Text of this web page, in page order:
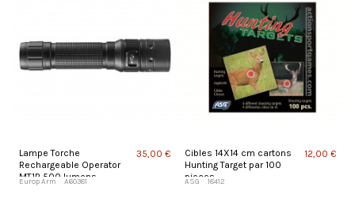
Lampe Torche
Rechargeable Operator
MT1R 500 lumens
Europ Arm A60381
35,00 €
Cibles 14X14 cm cartons
Hunting Target par 100
pieces
ASG 18412
12,00 €